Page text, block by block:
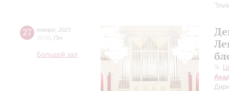
27 января 2023
20:00 Пт
Большой зал